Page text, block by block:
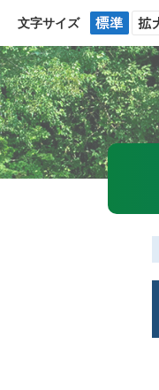
文字サイズ